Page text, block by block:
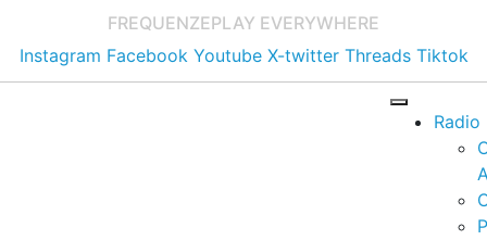
FREQUENZEPLAY EVERYWHERE
Instagram Facebook Youtube X-twitter Threads Tiktok
Radio